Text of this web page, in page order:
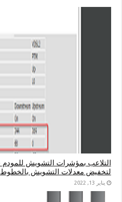
لتخفيض معدلات التشويش بالخطوط
يناير 13, 2022